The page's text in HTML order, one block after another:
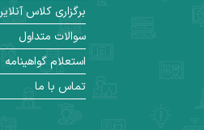
برگزاری کلاس
سوالات متداول
استعلام گواهینامه
تماس با ما